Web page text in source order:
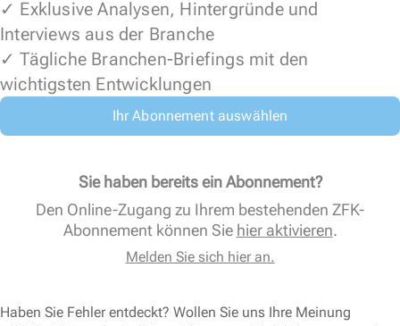
✓ Exklusive Analysen, Hintergründe und
Interviews aus der Branche
✓ Tägliche Branchen-Briefings mit den
wichtigsten Entwicklungen
Ihr Abonnement auswählen
Sie haben bereits ein Abonnement?
Den Online-Zugang zu Ihrem bestehenden ZFK-
Abonnement können Sie hier aktivieren.
Melden Sie sich hier an.
Haben Sie Fehler entdeckt? Wollen Sie uns Ihre Meinung